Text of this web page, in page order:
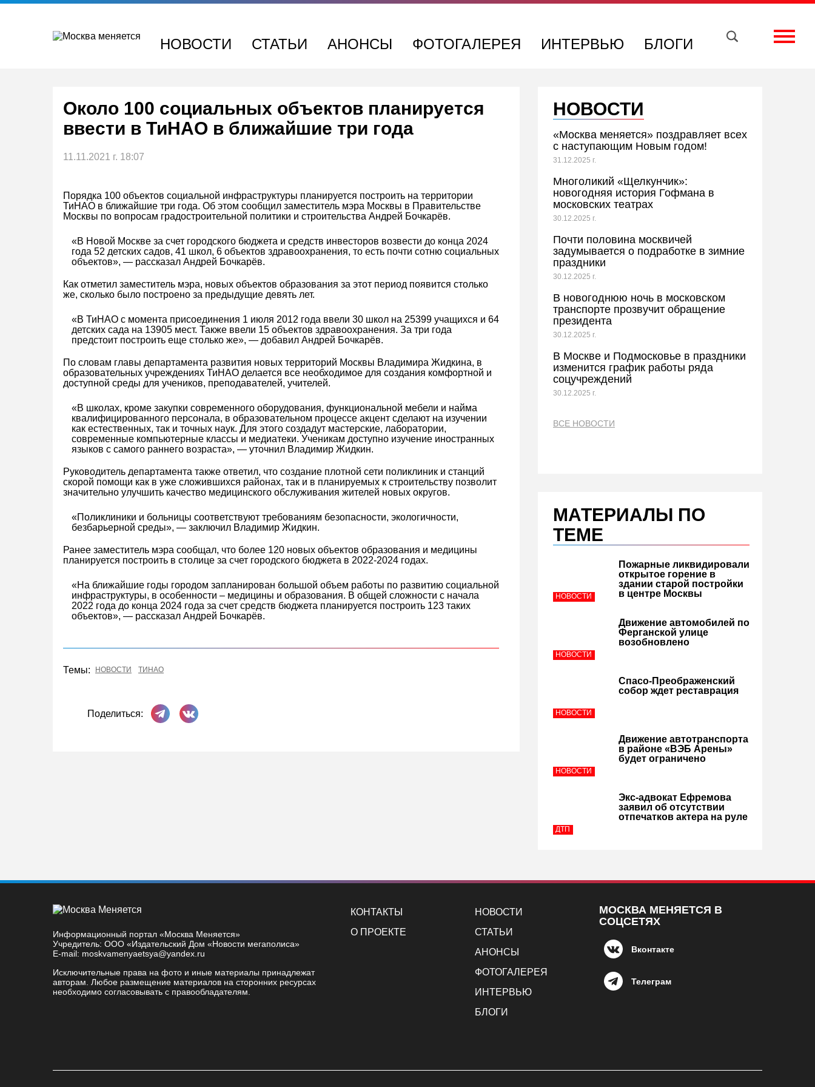
Перейти
НОВОСТИ СТАТЬИ АНОНСЫ ФОТОГАЛЕРЕЯ ИНТЕРВЬЮ БЛОГИ
Около 100 социальных объектов планируется
ввести в ТиНАО в ближайшие три года
11.11.2021 г. 18:07
Порядка 100 объектов социальной инфраструктуры планируется построить на территории
ТиНАО в ближайшие три года. Об этом сообщил заместитель мэра Москвы в Правительстве
Москвы по вопросам градостроительной политики и строительства Андрей Бочкарёв.
«В Новой Москве за счет городского бюджета и средств инвесторов возвести до конца 2024
года 52 детских садов, 41 школ, 6 объектов здравоохранения, то есть почти сотню социальных
объектов», — рассказал Андрей Бочкарёв.
Как отметил заместитель мэра, новых объектов образования за этот период появится столько
же, сколько было построено за предыдущие девять лет.
«В ТиНАО с момента присоединения 1 июля 2012 года ввели 30 школ на 25399 учащихся и 64
детских сада на 13905 мест. Также ввели 15 объектов здравоохранения. За три года
предстоит построить еще столько же», — добавил Андрей Бочкарёв.
По словам главы департамента развития новых территорий Москвы Владимира Жидкина, в
образовательных учреждениях ТиНАО делается все необходимое для создания комфортной и
доступной среды для учеников, преподавателей, учителей.
«В школах, кроме закупки современного оборудования, функциональной мебели и найма
квалифицированного персонала, в образовательном процессе акцент сделают на изучении
как естественных, так и точных наук. Для этого создадут мастерские, лаборатории,
современные компьютерные классы и медиатеки. Ученикам доступно изучение иностранных
языков с самого раннего возраста», — уточнил Владимир Жидкин.
Руководитель департамента также ответил, что создание плотной сети поликлиник и станций
скорой помощи как в уже сложившихся районах, так и в планируемых к строительству позволит
значительно улучшить качество медицинского обслуживания жителей новых округов.
«Поликлиники и больницы соответствуют требованиям безопасности, экологичности,
безбарьерной среды», — заключил Владимир Жидкин.
Ранее заместитель мэра сообщал, что более 120 новых объектов образования и медицины
планируется построить в столице за счет городского бюджета в 2022-2024 годах.
«На ближайшие годы городом запланирован большой объем работы по развитию социальной
инфраструктуры, в особенности – медицины и образования. В общей сложности с начала
2022 года до конца 2024 года за счет средств бюджета планируется построить 123 таких
объектов», — рассказал Андрей Бочкарёв.
Темы: НОВОСТИ ТИНАО
Поделиться:
Поделиться в Телеграме
Поделиться ВКонтакте
НОВОСТИ
«Москва меняется» поздравляет всех
с наступающим Новым годом!
31.12.2025 г.
Многоликий «Щелкунчик»:
новогодняя история Гофмана в
московских театрах
30.12.2025 г.
Почти половина москвичей
задумывается о подработке в зимние
праздники
30.12.2025 г.
В новогоднюю ночь в московском
транспорте прозвучит обращение
президента
30.12.2025 г.
В Москве и Подмосковье в праздники
изменится график работы ряда
соцучреждений
30.12.2025 г.
ВСЕ НОВОСТИ
МАТЕРИАЛЫ ПО
ТЕМЕ
НОВОСТИ
Пожарные ликвидировали
открытое горение в
здании старой постройки
в центре Москвы
НОВОСТИ
Движение автомобилей по
Ферганской улице
возобновлено
НОВОСТИ
Спасо-Преображенский
собор ждет реставрация
НОВОСТИ
Движение автотранспорта
в районе «ВЭБ Арены»
будет ограничено
ДТП
Экс-адвокат Ефремова
заявил об отсутствии
отпечатков актера на руле
Информационный портал «Москва Меняется»
Учредитель: ООО «Издательский Дом «Новости мегаполиса»
E-mail: moskvamenyaetsya@yandex.ru
Исключительные права на фото и иные материалы принадлежат
авторам. Любое размещение материалов на сторонних ресурсах
необходимо согласовывать с правообладателям.
КОНТАКТЫ
О ПРОЕКТЕ
НОВОСТИ
СТАТЬИ
АНОНСЫ
ФОТОГАЛЕРЕЯ
ИНТЕРВЬЮ
БЛОГИ
МОСКВА МЕНЯЕТСЯ В
СОЦСЕТЯХ
Вконтакте
Телеграм